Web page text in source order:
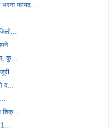
फायद...
कु...
...
द...
शिक्...
1...